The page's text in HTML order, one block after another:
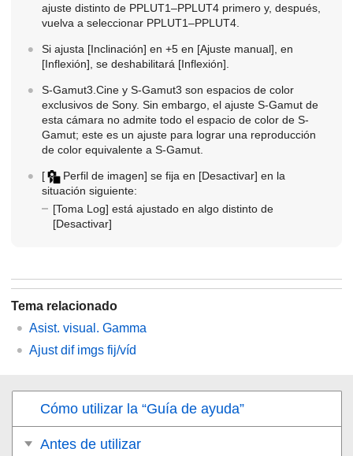
ajuste distinto de PPLUT1–PPLUT4 primero y, después,
vuelva a seleccionar PPLUT1–PPLUT4.
Si ajusta [Inclinación] en +5 en [Ajuste manual] , en
[Inflexión] , se deshabilitará [Inflexión]
S-Gamut3.Cine y S-Gamut3 son espacios de color
exclusivos de Sony. Sin embargo, el ajuste S-Gamut de
esta cámara no admite todo el espacio de color de S-
Gamut; este es un ajuste para lograr una reproducción
de color equivalente a S-Gamut.
[ Perfil de imagen] se fija en [Desactivar] en la
situación siguiente:
[Toma Log] está ajustado en algo distinto de
[Desactivar]
Tema relacionado
Asist. visual. Gamma
Ajust dif imgs fij/víd
Cómo utilizar la “Guía de ayuda”
Antes de utilizar